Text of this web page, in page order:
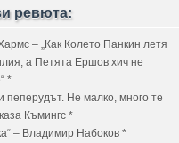
ревюта:
– „Как Колето Панкин летя
а Петята Ершов хич не
*
пеперудът. Не малко, много те
Къмингс *
– Владимир Набоков *